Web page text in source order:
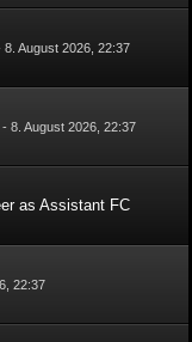
8. August 2026, 22:37
-8. August 2026, 22:37
as Assistant FC
22:37